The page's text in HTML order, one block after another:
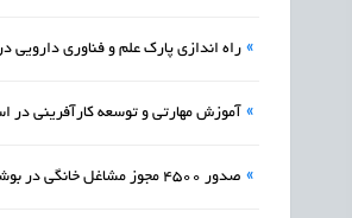
» راه اندازی پارک علم و فناوری دارویی
» آموزش مهارتی و توسعه کارآفرینی در
» صدور 4500 مجوز مشاغل خانگی در بوشهر